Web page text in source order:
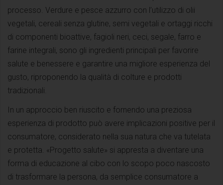
processo. Verdure e pesce azzurro con l’utilizzo di olii
vegetali, cereali senza glutine, semi vegetali e ortaggi ricchi
di componenti bioattive, fagioli neri, ceci, segale, farro e
farine integrali, sono gli ingredienti principali per favorire
salute e benessere e garantire una migliore esperienza del
gusto, riproponendo la qualità di colture e prodotti
tradizionali.
In un approccio ben riuscito e fornendo una preziosa
esperienza di prodotto può avere implicazioni positive per il
consumatore, considerato nella sua natura che va tutelata
e protetta. «Progetto salute» si appresta a diventare una
forma di educazione al cibo con lo scopo poco nascosto
di trasformare la persona, da semplice consumatore a